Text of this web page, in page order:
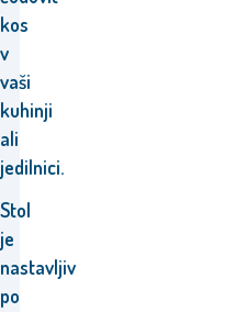
kos
v
vaši
kuhinji
ali
jedilnici.
Stol
je
nastavljiv
po